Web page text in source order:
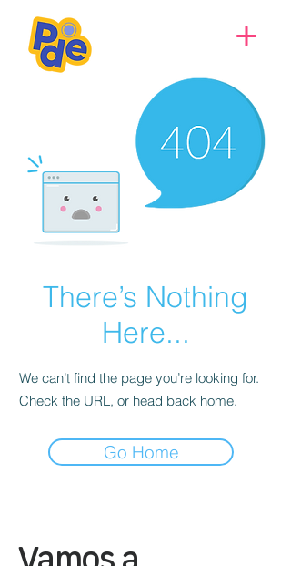
There’s Nothing
Here...
We can’t find the page you’re looking for.
Check the URL, or head back home.
Go Home